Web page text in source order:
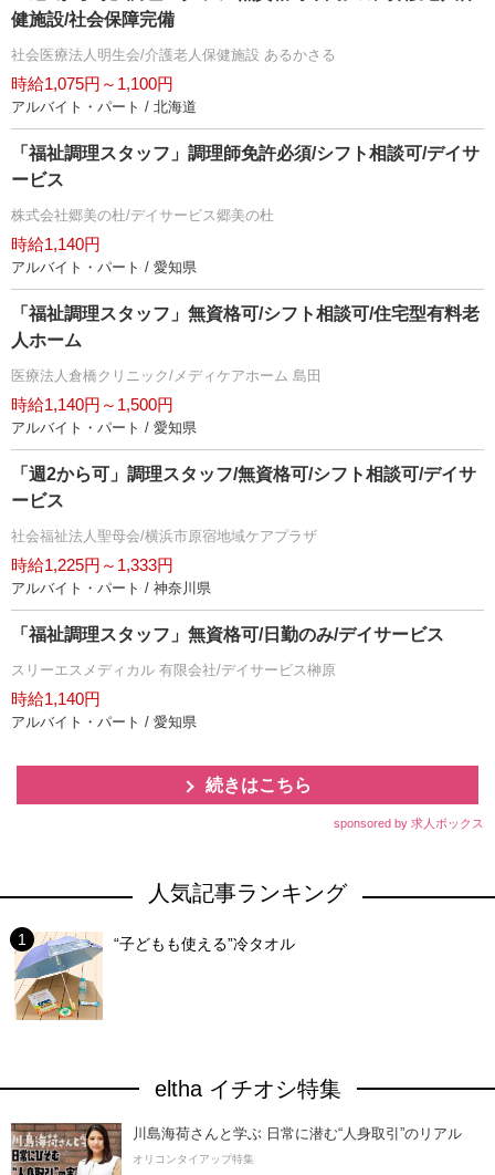
健施設/社会保障完備
社会医療法人明生会/介護老人保健施設 あるかさる
時給1,075円～1,100円
アルバイト・パート / 北海道
「福祉調理スタッフ」調理師免許必須/シフト相談可/デイサ
ービス
株式会社郷美の杜/デイサービス郷美の杜
時給1,140円
アルバイト・パート / 愛知県
「福祉調理スタッフ」無資格可/シフト相談可/住宅型有料老
人ホーム
医療法人倉橋クリニック/メディケアホーム 島田
時給1,140円～1,500円
アルバイト・パート / 愛知県
「週2から可」調理スタッフ/無資格可/シフト相談可/デイサ
ービス
社会福祉法人聖母会/横浜市原宿地域ケアプラザ
時給1,225円～1,333円
アルバイト・パート / 神奈川県
「福祉調理スタッフ」無資格可/日勤のみ/デイサービス
スリーエスメディカル 有限会社/デイサービス榊原
時給1,140円
アルバイト・パート / 愛知県
続きはこちら
sponsored by 求人ボックス
人気記事ランキング
“子どもも使える”冷タオル
eltha イチオシ特集
川島海荷さんと学ぶ 日常に潜む“人身取引”のリアル
オリコンタイアップ特集